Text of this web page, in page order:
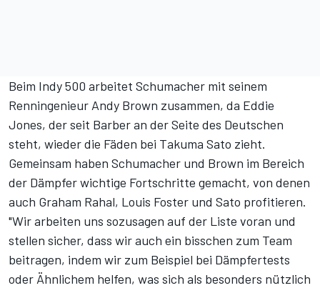
Beim Indy 500 arbeitet Schumacher mit seinem
Renningenieur Andy Brown zusammen, da Eddie
Jones, der seit Barber an der Seite des Deutschen
steht, wieder die Fäden bei Takuma Sato zieht.
Gemeinsam haben Schumacher und Brown im Bereich
der Dämpfer wichtige Fortschritte gemacht, von denen
auch Graham Rahal, Louis Foster und Sato profitieren.
"Wir arbeiten uns sozusagen auf der Liste voran und
stellen sicher, dass wir auch ein bisschen zum Team
beitragen, indem wir zum Beispiel bei Dämpfertests
oder Ähnlichem helfen, was sich als besonders nützlich